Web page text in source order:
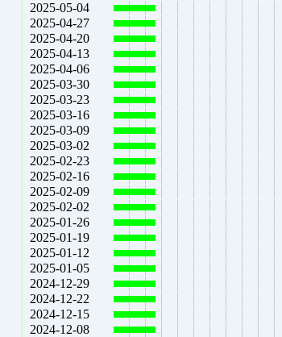
2025-05-04
2025-04-27
2025-04-20
2025-04-13
2025-04-06
2025-03-30
2025-03-23
2025-03-16
2025-03-09
2025-03-02
2025-02-23
2025-02-16
2025-02-09
2025-02-02
2025-01-26
2025-01-19
2025-01-12
2025-01-05
2024-12-29
2024-12-22
2024-12-15
2024-12-08